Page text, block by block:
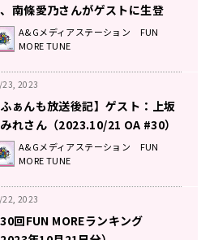
南條愛乃さんがゲストに生登
！A&Gメディアステーション FUN
MORE TUNE
2023
ふぁんも放送後記】ゲスト：上坂
れさん（2023.10/21 OA #30）
A&Gメディアステーション FUN
MORE TUNE
2023
回FUN MOREランキング